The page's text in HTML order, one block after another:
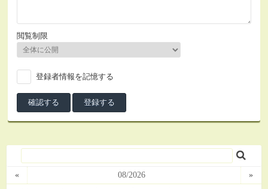
閲覧制限
登録者情報を記憶する
« 08/2026 »